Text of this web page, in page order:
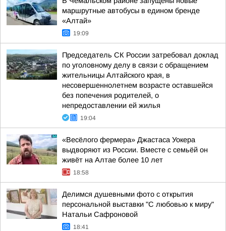
маршрутные автобусы в едином бренде
«Алтай»
19:09
Председатель СК России затребовал доклад
по уголовному делу в связи с обращением
жительницы Алтайского края, в
несовершеннолетнем возрасте оставшейся
без попечения родителей, о
непредоставлении ей жилья
19:04
«Весёлого фермера» Джастаса Уокера
выдворяют из России. Вместе с семьёй он
живёт на Алтае более 10 лет
18:58
Делимся душевными фото с открытия
персональной выставки "С любовью к миру"
Натальи Сафроновой
18:41